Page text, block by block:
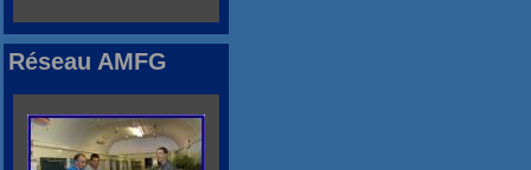
Réseau AMFG